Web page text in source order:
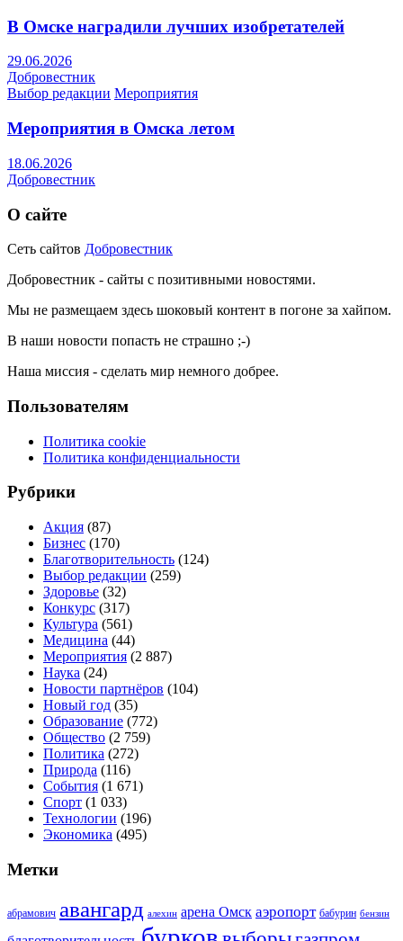
В Омске наградили лучших изобретателей
29.06.2026
Добровестник
Выбор редакции Мероприятия
Мероприятия в Омска летом
18.06.2026
Добровестник
О сайте
Сеть сайтов Добровестник
Добровестник - сайты с позитивными новостями.
Мы не размещаем здесь шоковый контент в погоне за хайпом.
В наши новости попасть не страшно ;-)
Наша миссия - сделать мир немного добрее.
Пользователям
Политика cookie
Политика конфиденциальности
Рубрики
Акция (87)
Бизнес (170)
Благотворительность (124)
Выбор редакции (259)
Здоровье (32)
Конкурс (317)
Культура (561)
Медицина (44)
Мероприятия (2 887)
Наука (24)
Новости партнёров (104)
Новый год (35)
Образование (772)
Общество (2 759)
Политика (272)
Природа (116)
События (1 671)
Спорт (1 033)
Технологии (196)
Экономика (495)
Метки
абрамович авангард алехин арена Омск аэропорт бабурин бензин